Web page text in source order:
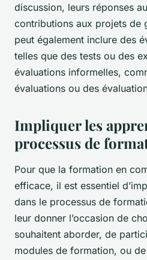
discussion, leurs réponses
contributions aux projets de
peut également inclure des
telles que des tests ou des
évaluations informelles,
évaluations ou des
Impliquer les
processus de
Pour que la formation en
efficace, il est essentiel
dans le processus de
leur donner l’occasion de
souhaitent aborder, de
modules de formation, ou